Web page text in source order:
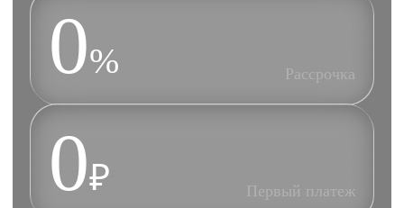
0% Рассрочка
0₽ Первый платеж